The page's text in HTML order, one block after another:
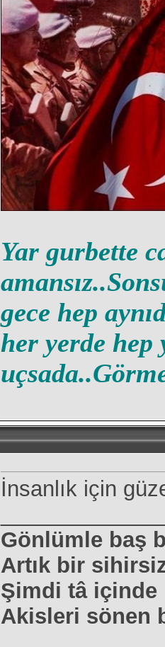
Yar gurbette
gece hep
her yerde hep
İnsanlık için
Gönlümle baş
Artık bir
Şimdi tâ
Akisleri sönen